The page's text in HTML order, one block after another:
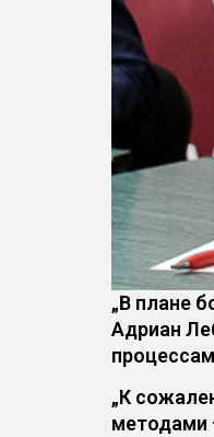
„В плане
Адриан
„К
методами